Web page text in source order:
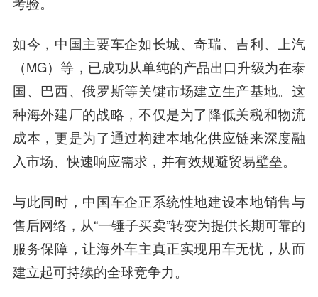
如今，中国主要车企如长城、奇瑞、吉利、上汽
（MG）等，已成功从单纯的产品出口升级为在泰
国、巴西、俄罗斯等关键市场建立生产基地。这
种海外建厂的战略，不仅是为了降低关税和物流
成本，更是为了通过构建本地化供应链来深度融
入市场、快速响应需求，并有效规避贸易壁垒。
与此同时，中国车企正系统性地建设本地销售与
售后网络，从“一锤子买卖”转变为提供长期可靠的
服务保障，让海外车主真正实现用车无忧，从而
建立起可持续的全球竞争力。